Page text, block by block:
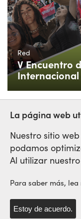
Red
V Encuentro
Internacional
Red
La página web
Nuestro sitio
podamos
Al utilizar
Para saber más,
Estoy de acuerdo.